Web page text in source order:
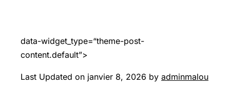
data-widget_type=“theme-post-
content.default”>
Last Updated on janvier 8, 2026 by adminmalou